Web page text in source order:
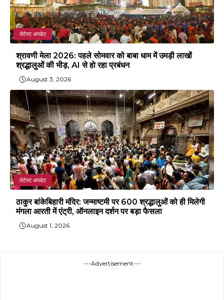
लेटेस्ट अपडेट
श्रावणी मेला 2026: पहले सोमवार को बाबा धाम में उमड़ी लाखों
श्रद्धालुओं की भीड़, AI से हो रहा प्रबंधन
August 3, 2026
लेटेस्ट अपडेट
ठाकुर बांकेबिहारी मंदिर: जन्माष्टमी पर 600 श्रद्धालुओं को ही मिलेगी
मंगला आरती में एंट्री, ऑनलाइन दर्शन पर बड़ा फैसला
August 1, 2026
---Advertisement---